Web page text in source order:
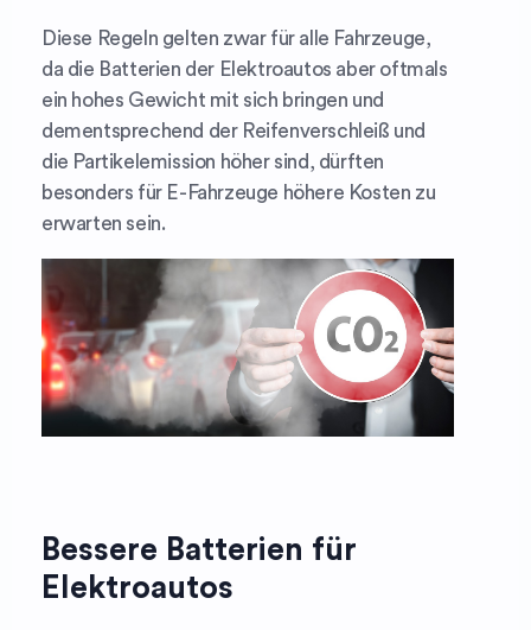
Diese Regeln gelten zwar für alle Fahrzeuge,
da die Batterien der Elektroautos aber oftmals
ein hohes Gewicht mit sich bringen und
dementsprechend der Reifenverschleiß und
die Partikelemission höher sind, dürften
besonders für E-Fahrzeuge höhere Kosten zu
erwarten sein.
Bessere Batterien für
Elektroautos